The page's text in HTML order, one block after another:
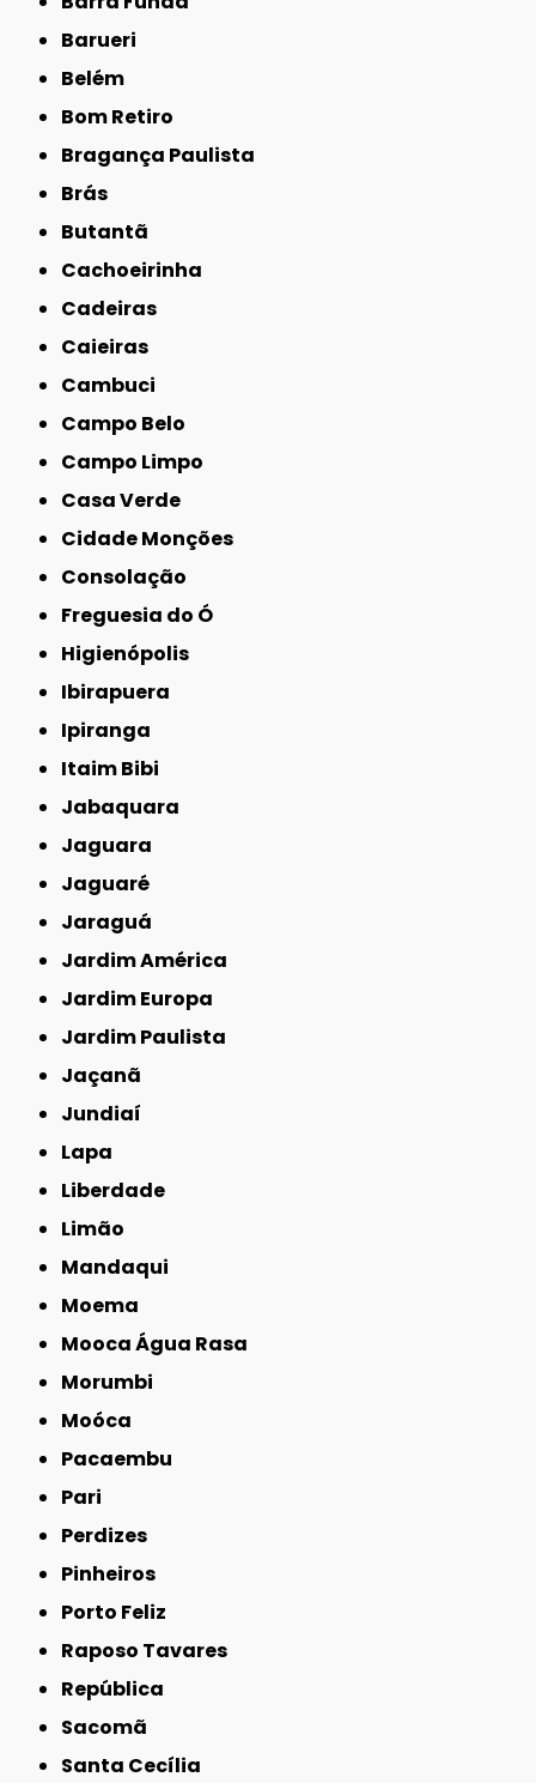
Barueri
Belém
Bom Retiro
Bragança Paulista
Brás
Butantã
Cachoeirinha
Cadeiras
Caieiras
Cambuci
Campo Belo
Campo Limpo
Casa Verde
Cidade Monções
Consolação
Freguesia do Ó
Higienópolis
Ibirapuera
Ipiranga
Itaim Bibi
Jabaquara
Jaguara
Jaguaré
Jaraguá
Jardim América
Jardim Europa
Jardim Paulista
Jaçanã
Jundiaí
Lapa
Liberdade
Limão
Mandaqui
Moema
Mooca Água Rasa
Morumbi
Moóca
Pacaembu
Pari
Perdizes
Pinheiros
Porto Feliz
Raposo Tavares
República
Sacomã
Santa Cecília